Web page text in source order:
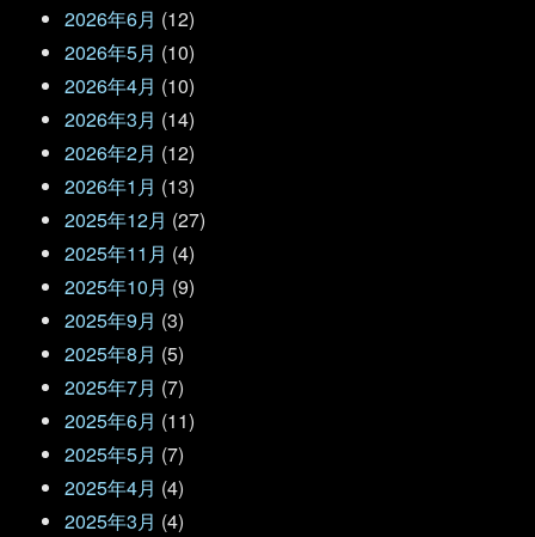
2026年6月 (12)
2026年5月 (10)
2026年4月 (10)
2026年3月 (14)
2026年2月 (12)
2026年1月 (13)
2025年12月 (27)
2025年11月 (4)
2025年10月 (9)
2025年9月 (3)
2025年8月 (5)
2025年7月 (7)
2025年6月 (11)
2025年5月 (7)
2025年4月 (4)
2025年3月 (4)